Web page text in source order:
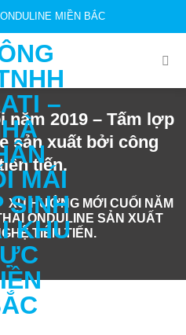
MIỀN BẮC
2019 – Tấm lợp
sản xuất bởi công
tiến.
XU HƯỚNG MỚI CUỐI NĂM
ONDULINE SẢN XUẤT
TIÊN TIẾN.